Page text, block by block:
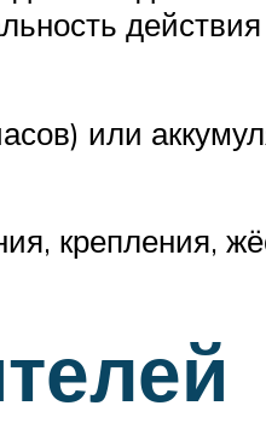
или
крепления,